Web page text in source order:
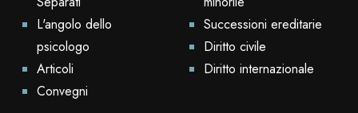
L'angolo dello
psicologo
Articoli
Convegni
Successioni ereditarie
Diritto civile
Diritto internazionale